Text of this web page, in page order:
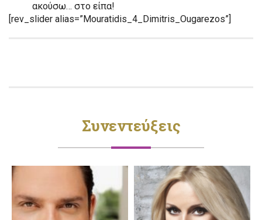
ακούσω… στο είπα!
[rev_slider alias=”Mouratidis_4_Dimitris_Ougarezos”]
Συνεντεύξεις